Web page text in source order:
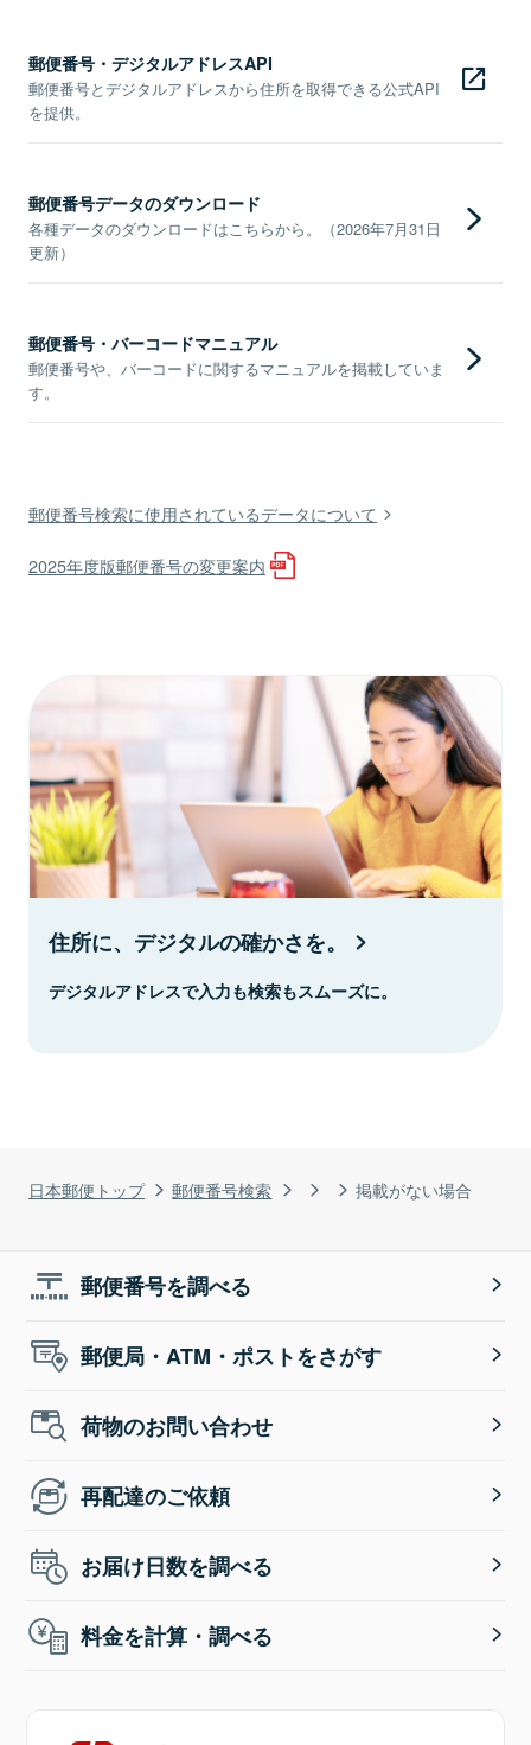
日本郵便トップ 郵便番号検索 掲載がない場合
郵便番号・デジタルアドレスAPI
郵便番号とデジタルアドレスから住所を取得できる公式API
を提供。
郵便番号データのダウンロード
各種データのダウンロードはこちらから。（2026年7月31日
更新）
郵便番号・バーコードマニュアル
郵便番号や、バーコードに関するマニュアルを掲載していま
す。
郵便番号検索に使用されているデータについて
2025年度版郵便番号の変更案内
住所に、デジタルの確かさを。
デジタルアドレスで入力も検索もスムーズに。
郵便番号を調べる
郵便局・ATM・ポストをさがす
荷物のお問い合わせ
再配達のご依頼
お届け日数を調べる
料金を計算・調べる